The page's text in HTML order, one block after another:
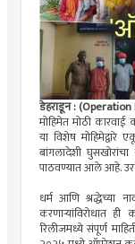
डेहराडून :
मोहिमेत मोठी
या विशेष
बांगलादेशी
पाठवण्यात आले आहे.
धर्म आणि श्रद्धेच्या
करणाऱ्यांविरोधात
रिलीजमध्ये संपूर्ण